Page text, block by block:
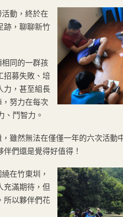
動，終於在
跡，聊聊新竹
同的一群孩
招募失敗、培
力，甚至組長
努力在每次
、鬥智力。
然無法在僅僅一年的六次活動
們還是覺得好值得！
在竹東圳，
充滿期待，但
所以夥伴們花